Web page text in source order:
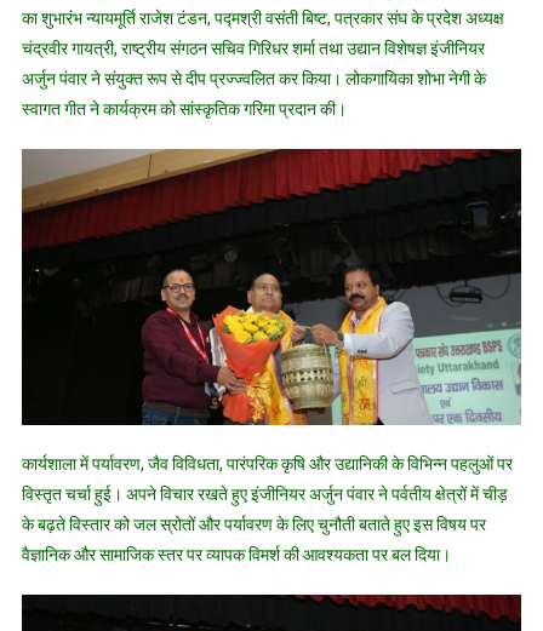
का शुभारंभ न्यायमूर्ति राजेश टंडन, पद्मश्री वसंती बिष्ट, पत्रकार संघ के प्रदेश अध्यक्ष
चंद्रवीर गायत्री, राष्ट्रीय संगठन सचिव गिरिधर शर्मा तथा उद्यान विशेषज्ञ इंजीनियर
अर्जुन पंवार ने संयुक्त रूप से दीप प्रज्ज्वलित कर किया। लोकगायिका शोभा नेगी के
स्वागत गीत ने कार्यक्रम को सांस्कृतिक गरिमा प्रदान की।
कार्यशाला में पर्यावरण, जैव विविधता, पारंपरिक कृषि और उद्यानिकी के विभिन्न पहलुओं पर
विस्तृत चर्चा हुई। अपने विचार रखते हुए इंजीनियर अर्जुन पंवार ने पर्वतीय क्षेत्रों में चीड़
के बढ़ते विस्तार को जल स्रोतों और पर्यावरण के लिए चुनौती बताते हुए इस विषय पर
वैज्ञानिक और सामाजिक स्तर पर व्यापक विमर्श की आवश्यकता पर बल दिया।